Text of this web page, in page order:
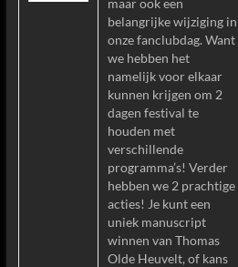
maar ook een
belangrijke wijziging in
onze fanclubdag. Want
we hebben het
namelijk voor elkaar
kunnen krijgen om 2
dagen festival te
houden met
verschillende
programma’s! Verder
hebben we 2 prachtige
acties! Je kunt een
uniek manuscript
winnen van Thomas
Olde Heuvelt, of kans